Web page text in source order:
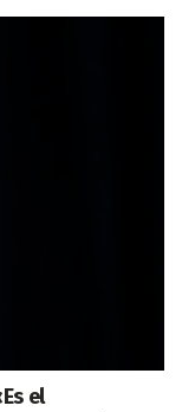
el